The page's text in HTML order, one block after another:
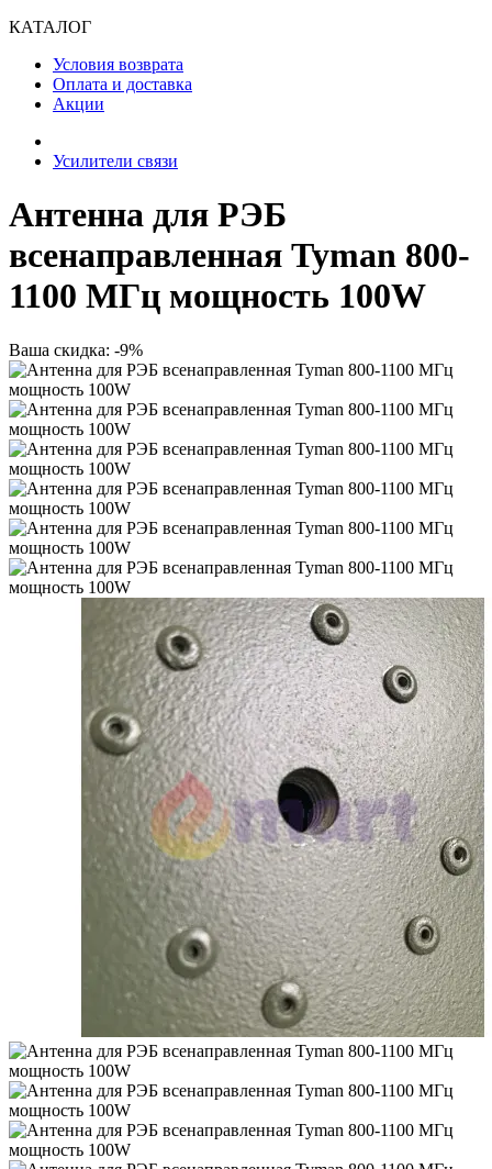
КАТАЛОГ
Условия возврата
Оплата и доставка
Акции
Усилители связи
Антенна для РЭБ
всенаправленная Tyman 800-
1100 МГц мощность 100W
Ваша скидка: -9%